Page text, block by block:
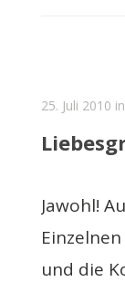
25. Juli 2010 in
Jawohl!
und die